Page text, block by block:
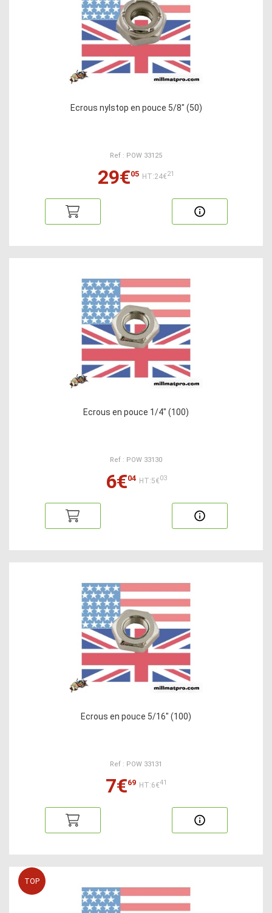
Ecrous nylstop en pouce 5/8" (50)
Ref : POW 33125
29€05 HT:24€21
Ecrous en pouce 1/4" (100)
Ref : POW 33130
6€04 HT:5€03
Ecrous en pouce 5/16" (100)
Ref : POW 33131
7€69 HT:6€41
TOP